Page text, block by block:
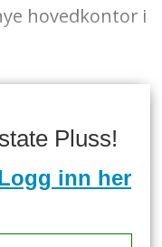
hovedkontor i
Pluss!
inn her